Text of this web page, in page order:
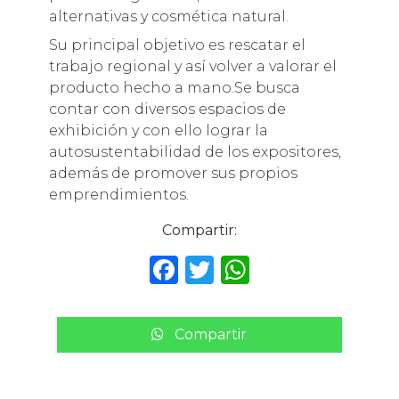
alternativas y cosmética natural.
Su principal objetivo es rescatar el
trabajo regional y así volver a valorar el
producto hecho a mano.Se busca
contar con diversos espacios de
exhibición y con ello lograr la
autosustentabilidad de los expositores,
además de promover sus propios
emprendimientos.
Compartir:
F
c
e
T
it
te
W
a
ts
Compartir